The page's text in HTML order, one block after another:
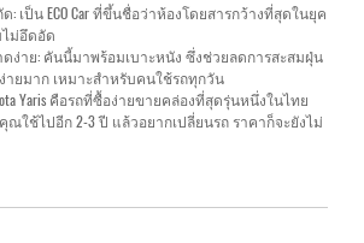
: เป็น ECO Car ที่ขึ้นชื่อว่าห้องโดยสารกว้างที่สุดในยุค
ม่อึดอัด
ง่าย: คันนี้มาพร้อมเบาะหนัง ซึ่งช่วยลดการสะสมฝุ่น
ายมาก เหมาะสำหรับคนใช้รถทุกวัน
Yaris คือรถที่ซื้อง่ายขายคล่องที่สุดรุ่นหนึ่งในไทย
ณใช้ไปอีก 2-3 ปี แล้วอยากเปลี่ยนรถ ราคาก็จะยังไม่